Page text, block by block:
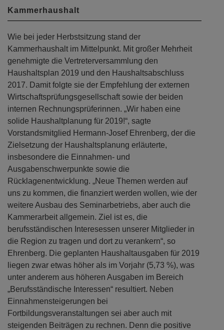
Kammerhaushalt
Wie bei jeder Herbstsitzung stand der
Kammerhaushalt im Mittelpunkt. Mit großer Mehrheit
genehmigte die Vertreterversammlung den
Haushaltsplan 2019 und den Haushaltsabschluss
2017. Damit folgte sie der Empfehlung der externen
Wirtschaftsprüfungsgesellschaft sowie der beiden
internen Rechnungsprüferinnen. „Wir haben eine
solide Haushaltplanung für 2019!“, sagte
Vorstandsmitglied Hermann-Josef Ehrenberg, der die
Zielsetzung der Haushaltsplanung erläuterte,
insbesondere die Einnahmen- und
Ausgabenschwerpunkte sowie die
Rücklagenentwicklung. „Neue Themen werden auf
uns zu kommen, die finanziert werden wollen, wie der
weitere Ausbau des Seminarbetriebs, aber auch die
Kammerarbeit allgemein. Ziel ist es, die
berufsständischen Interesessen unserer Mitglieder in
die Region zu tragen und dort zu verankern“, so
Ehrenberg. Die geplanten Haushaltausgaben für 2019
liegen zwar etwas höher als im Vorjahr (5,73 %), was
unter anderem aus höheren Ausgaben im Bereich
„Berufsständische Interessen“ resultiert. Neben
Einnahmensteigerungen bei
Fortbildungsveranstaltungen sei aber auch mit
steigenden Beiträgen zu rechnen. Denn die positive